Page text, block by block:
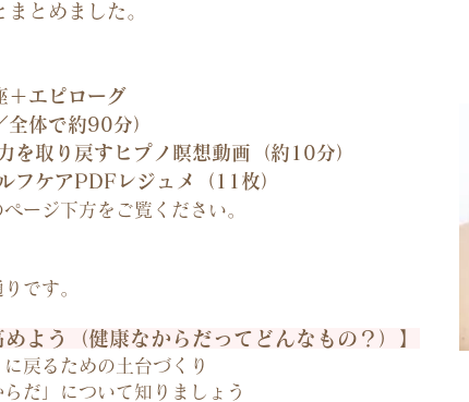
とめました。
＋エピローグ
体で約90分）
を取り戻すヒプノ瞑想動画（約10分）
フケアPDFレジュメ（11枚）
ージ下方をご覧ください。
です。
よう（健康なからだってどんなもの？）】
に戻るための土台づくり
だ」について知りましょう